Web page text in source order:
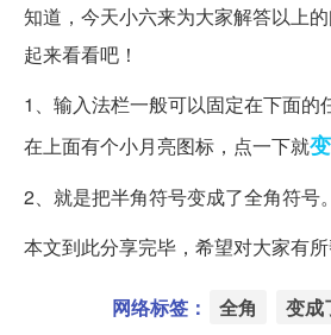
知道，今天小六来为大家解答以上
起来看看吧！
1、输入法栏一般可以固定在下面的
在上面有个小月亮图标，点一下就
2、就是把半角符号变成了全角符号。
本文到此分享完毕，希望对大家有所
网络标签： 全角 变成